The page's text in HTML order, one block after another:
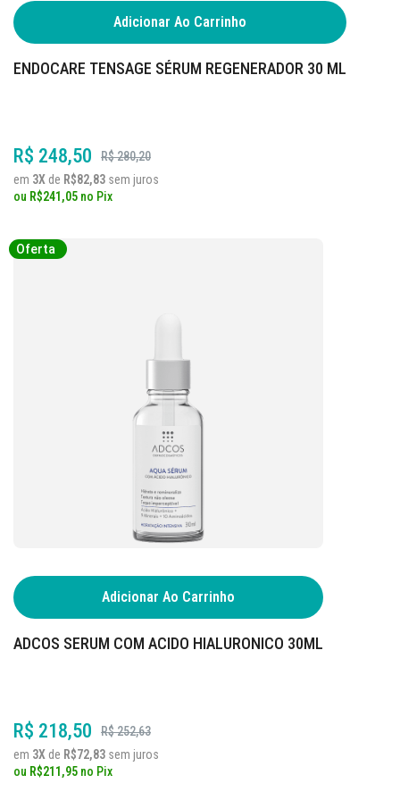
Adicionar Ao Carrinho
ENDOCARE TENSAGE SÉRUM REGENERADOR 30 ML
R$ 248,50
R$ 280,20
em 3X de R$82,83 sem juros
ou R$241,05 no Pix
Oferta
Oferta
Adicionar Ao Carrinho
ADCOS SERUM COM ACIDO HIALURONICO 30ML
R$ 218,50
R$ 252,63
em 3X de R$72,83 sem juros
ou R$211,95 no Pix